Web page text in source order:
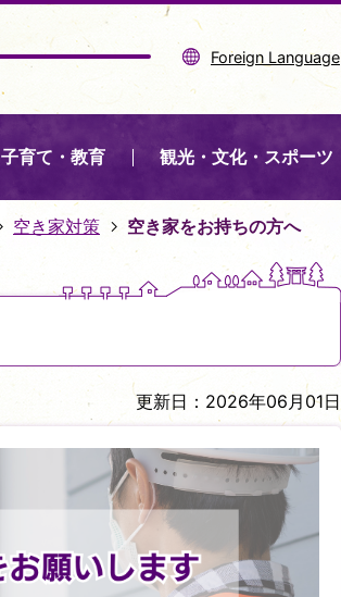
Foreign Language
子育て・教育 観光・文化・スポーツ
空き家対策 空き家をお持ちの方へ
更新日：2026年06月01日